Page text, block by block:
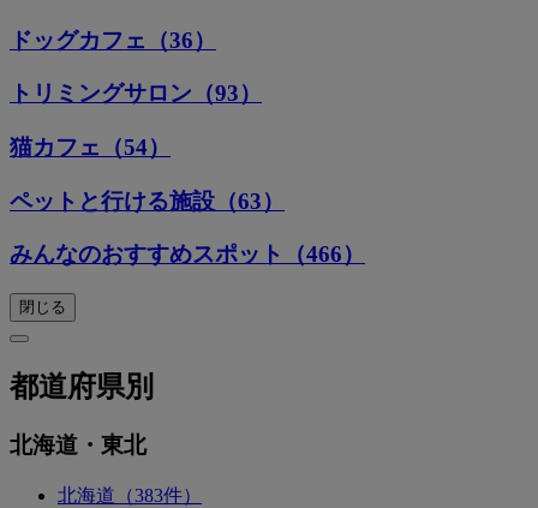
ドッグカフェ（36）
トリミングサロン（93）
猫カフェ（54）
ペットと行ける施設（63）
みんなのおすすめスポット（466）
閉じる
都道府県別
北海道・東北
北海道（383件）